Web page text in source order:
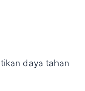
daya tahan